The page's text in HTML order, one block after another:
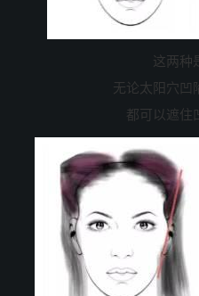
这两种
无论太阳穴凹
都可以遮住